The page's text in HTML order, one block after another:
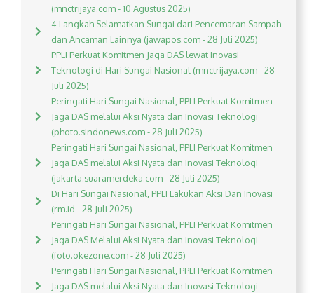
(mnctrijaya.com - 10 Agustus 2025)
4 Langkah Selamatkan Sungai dari Pencemaran Sampah
dan Ancaman Lainnya (jawapos.com - 28 Juli 2025)
PPLI Perkuat Komitmen Jaga DAS lewat Inovasi
Teknologi di Hari Sungai Nasional (mnctrijaya.com - 28
Juli 2025)
Peringati Hari Sungai Nasional, PPLI Perkuat Komitmen
Jaga DAS melalui Aksi Nyata dan Inovasi Teknologi
(photo.sindonews.com - 28 Juli 2025)
Peringati Hari Sungai Nasional, PPLI Perkuat Komitmen
Jaga DAS melalui Aksi Nyata dan Inovasi Teknologi
(jakarta.suaramerdeka.com - 28 Juli 2025)
Di Hari Sungai Nasional, PPLI Lakukan Aksi Dan Inovasi
(rm.id - 28 Juli 2025)
Peringati Hari Sungai Nasional, PPLI Perkuat Komitmen
Jaga DAS Melalui Aksi Nyata dan Inovasi Teknologi
(foto.okezone.com - 28 Juli 2025)
Peringati Hari Sungai Nasional, PPLI Perkuat Komitmen
Jaga DAS melalui Aksi Nyata dan Inovasi Teknologi